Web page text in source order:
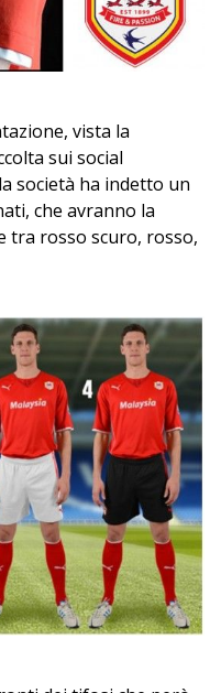
vista la
sui social
società ha indetto un
che avranno la
tra rosso scuro, rosso,